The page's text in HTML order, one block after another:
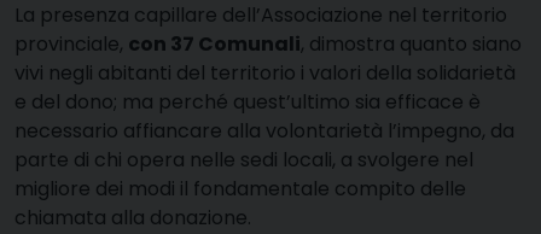
La presenza capillare dell’Associazione nel territorio
provinciale, con 37 Comunali, dimostra quanto siano
vivi negli abitanti del territorio i valori della solidarietà
e del dono; ma perché quest’ultimo sia efficace è
necessario affiancare alla volontarietà l’impegno, da
parte di chi opera nelle sedi locali, a svolgere nel
migliore dei modi il fondamentale compito delle
chiamata alla donazione.